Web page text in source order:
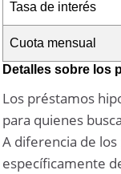
Tasa de interés
Cuota mensual
Detalles sobre los
Los préstamos
para quienes
A diferencia de
específicamente